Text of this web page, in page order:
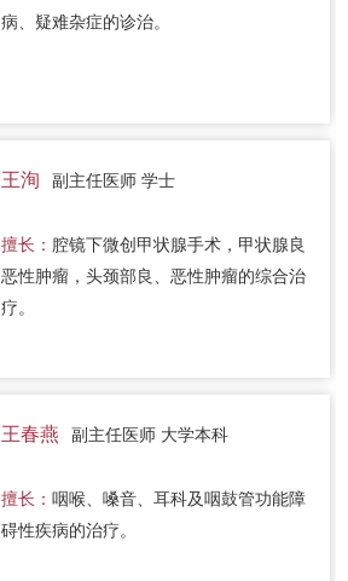
病、疑难杂症的诊治。
王洵 副主任医师 学士
擅长： 腔镜下微创甲状腺手术，甲状腺良
恶性肿瘤，头颈部良、恶性肿瘤的综合治
疗。
王春燕 副主任医师 大学本科
擅长： 咽喉、嗓音、耳科及咽鼓管功能障
碍性疾病的治疗。